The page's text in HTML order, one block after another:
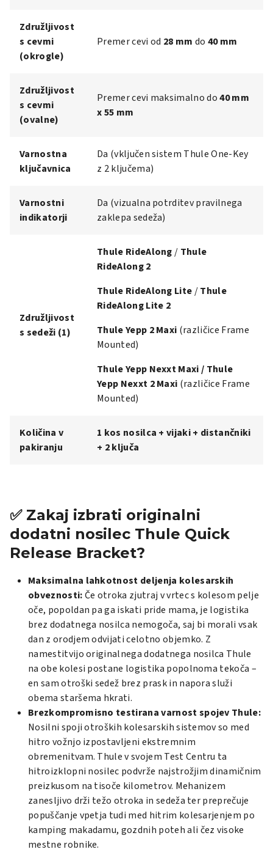
Združljivost
s cevmi
(okrogle)
Premer cevi od 28 mm do 40 mm
Združljivost
s cevmi
(ovalne)
Premer cevi maksimalno do40 mm
x 55 mm
Varnostna
ključavnica
Da (vključen sistem Thule One-Key
z 2 ključema)
Varnostni
indikatorji
Da (vizualna potrditev pravilnega
zaklepa sedeža)
Združljivost
s sedeži (1)
Thule RideAlong / Thule
RideAlong 2
Thule RideAlong Lite /Thule
RideAlong Lite 2
Thule Yepp 2 Maxi (različice Frame
Mounted)
Thule Yepp Nexxt Maxi/ Thule
Yepp Nexxt 2 Maxi (različice Frame
Mounted)
Količina v
pakiranju
1 kos nosilca + vijaki + distančniki
+ 2 ključa
✅ Zakaj izbrati originalni
dodatni nosilec Thule Quick
Release Bracket?
Maksimalna lahkotnost deljenja kolesarskih
obveznosti:Če otroka zjutraj v vrtec s kolesom pelje
oče, popoldan pa ga iskati pride mama, je logistika
brez dodatnega nosilca nemogoča, saj bi morali vsak
dan z orodjem odvijati celotno objemko. Z
namestitvijo originalnega dodatnega nosilca Thule
na obe kolesi postane logistika popolnoma tekoča –
en sam otroški sedež brez prask in napora služi
obema staršema hkrati.
Brezkompromisno testirana varnost spojev Thule:
Nosilni spoji otroških kolesarskih sistemov so med
hitro vožnjo izpostavljeni ekstremnim
obremenitvam. Thule v svojem Test Centru ta
hitroizklopni nosilec podvrže najstrožjim dinamičnim
preizkusom na tisoče kilometrov. Mehanizem
zanesljivo drži težo otroka in sedeža ter preprečuje
popuščanje vpetja tudi med hitrim kolesarjenjem po
kamping makadamu, gozdnih poteh ali čez visoke
mestne robnike.